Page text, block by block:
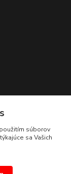
súborov
sa Vašich